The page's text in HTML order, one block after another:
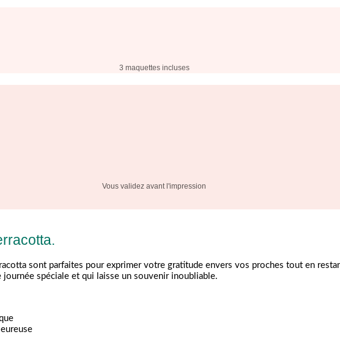
3 maquettes incluses
Vous validez avant l'impression
sont parfaites pour exprimer votre gratitude envers vos proches tout en
spéciale et qui laisse un souvenir inoubliable.